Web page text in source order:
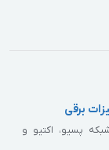
برقی
پسیو، اکتیو و